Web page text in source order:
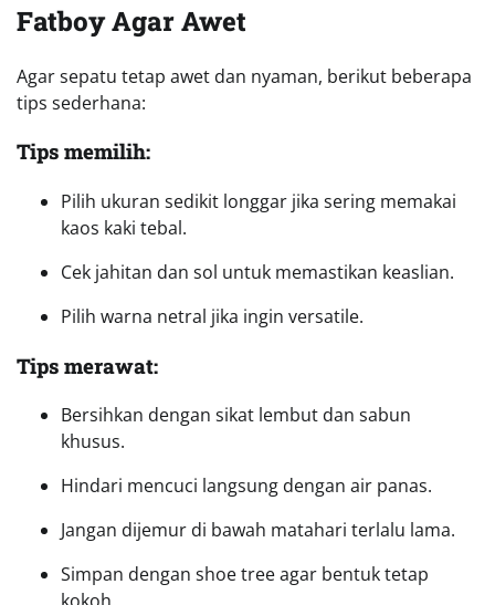
Fatboy Agar Awet
Agar sepatu tetap awet dan nyaman, berikut beberapa
tips sederhana:
Tips memilih:
Pilih ukuran sedikit longgar jika sering memakai
kaos kaki tebal.
Cek jahitan dan sol untuk memastikan keaslian.
Pilih warna netral jika ingin versatile.
Tips merawat:
Bersihkan dengan sikat lembut dan sabun
khusus.
Hindari mencuci langsung dengan air panas.
Jangan dijemur di bawah matahari terlalu lama.
Simpan dengan shoe tree agar bentuk tetap